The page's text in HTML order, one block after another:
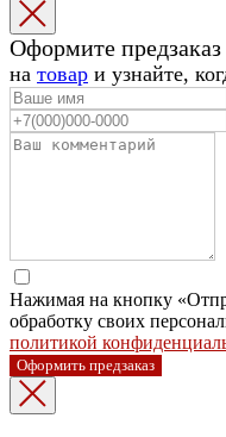
Корзина
1
|
Оформите предзаказ
на товар и узнайте,
Нажимая на кнопку
обработку своих
политикой
Оформить предзаказ